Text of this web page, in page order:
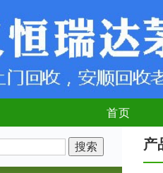
首页
产